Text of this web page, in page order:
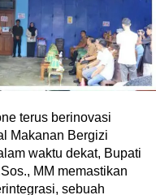
terus berinovasi
Makanan Bergizi
waktu dekat, Bupati
MM memastikan
sebuah